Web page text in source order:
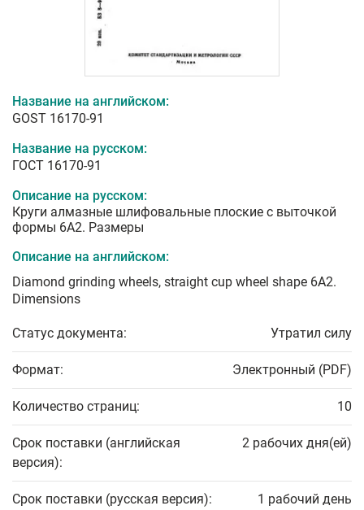
Название на английском:
GOST 16170-91
Название на русском:
ГОСТ 16170-91
Описание на русском:
Круги алмазные шлифовальные плоские с выточкой
формы 6А2. Размеры
Описание на английском:
Diamond grinding wheels, straight cup wheel shape 6A2.
Dimensions
Статус документа: Утратил силу
Формат: Электронный (PDF)
Количество страниц: 10
Срок поставки (английская
версия):
2 рабочих дня(ей)
Срок поставки (русская версия): 1 рабочий день